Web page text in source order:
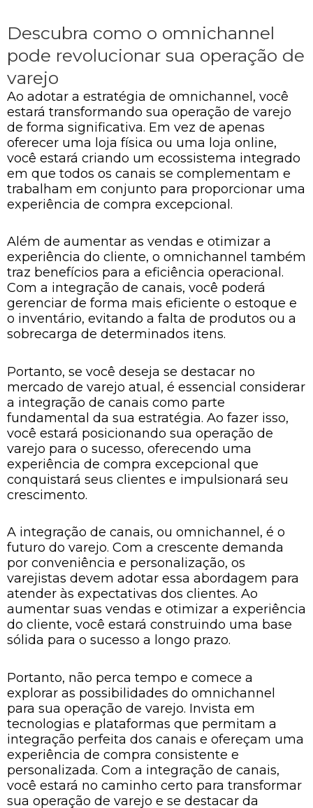
Descubra como o omnichannel
pode revolucionar sua operação de
varejo
Ao adotar a estratégia de omnichannel, você
estará transformando sua operação de varejo
de forma significativa. Em vez de apenas
oferecer uma loja física ou uma loja online,
você estará criando um ecossistema integrado
em que todos os canais se complementam e
trabalham em conjunto para proporcionar uma
experiência de compra excepcional.
Além de aumentar as vendas e otimizar a
experiência do cliente, o omnichannel também
traz benefícios para a eficiência operacional.
Com a integração de canais, você poderá
gerenciar de forma mais eficiente o estoque e
o inventário, evitando a falta de produtos ou a
sobrecarga de determinados itens.
Portanto, se você deseja se destacar no
mercado de varejo atual, é essencial considerar
a integração de canais como parte
fundamental da sua estratégia. Ao fazer isso,
você estará posicionando sua operação de
varejo para o sucesso, oferecendo uma
experiência de compra excepcional que
conquistará seus clientes e impulsionará seu
crescimento.
A integração de canais, ou omnichannel, é o
futuro do varejo. Com a crescente demanda
por conveniência e personalização, os
varejistas devem adotar essa abordagem para
atender às expectativas dos clientes. Ao
aumentar suas vendas e otimizar a experiência
do cliente, você estará construindo uma base
sólida para o sucesso a longo prazo.
Portanto, não perca tempo e comece a
explorar as possibilidades do omnichannel
para sua operação de varejo. Invista em
tecnologias e plataformas que permitam a
integração perfeita dos canais e ofereçam uma
experiência de compra consistente e
personalizada. Com a integração de canais,
você estará no caminho certo para transformar
sua operação de varejo e se destacar da